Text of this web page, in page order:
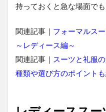
持っておくと急な場面でも
関連記事｜ フォーマルス
～レディース編～
関連記事｜ スーツと礼服
種類や選び方のポイント